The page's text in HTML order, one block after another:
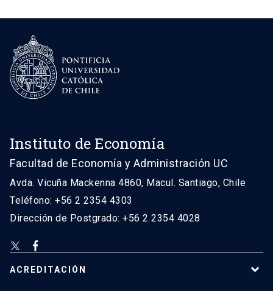
Instituto de Economía
Facultad de Economía y Administración UC
Avda. Vicuña Mackenna 4860, Macul. Santiago, Chile
Teléfono: +56 2 2354 4303
Dirección de Postgrado: +56 2 2354 4028
ACREDITACIÓN